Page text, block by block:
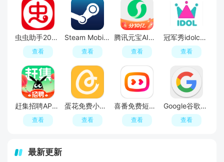
虫虫助手2026年最新版安装包
查看
Steam Mobile手机端安卓版
查看
腾讯元宝AI软件
查看
冠军秀idolchamp官方登录入口
查看
赶集招聘APP官方最新版
查看
蛋花免费小说app最新版
查看
喜番免费短剧手机客户端
查看
Google谷歌官方app
查看
最新更新